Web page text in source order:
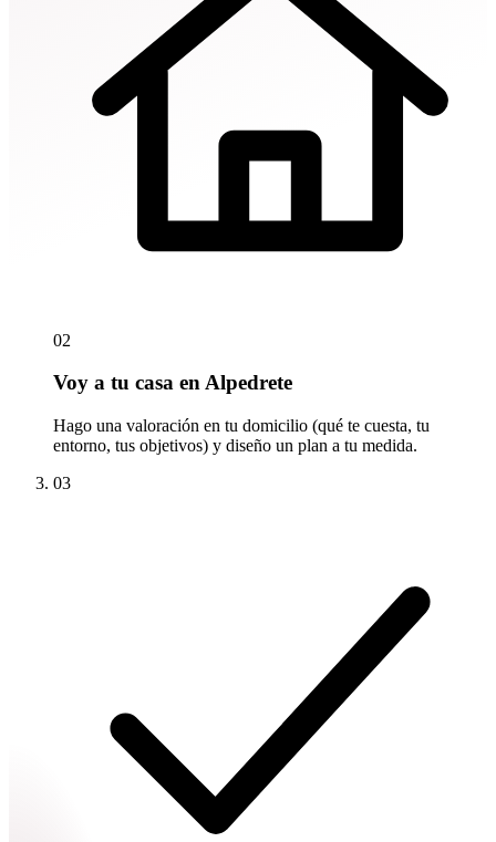
02
Voy a tu casa en Alpedrete
Hago una valoración en tu domicilio (qué te cuesta, tu
entorno, tus objetivos) y diseño un plan a tu medida.
03